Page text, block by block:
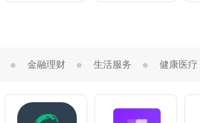
金融理财 生活服务 健康医疗